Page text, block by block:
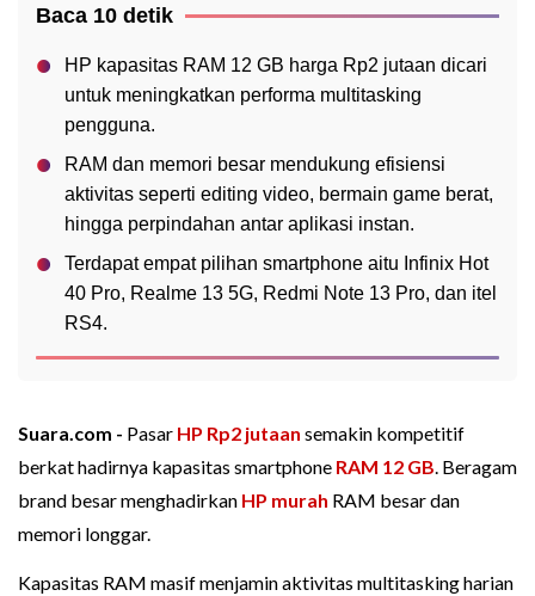
Baca 10 detik
HP kapasitas RAM 12 GB harga Rp2 jutaan dicari
untuk meningkatkan performa multitasking
pengguna.
RAM dan memori besar mendukung efisiensi
aktivitas seperti editing video, bermain game berat,
hingga perpindahan antar aplikasi instan.
Terdapat empat pilihan smartphone aitu Infinix Hot
40 Pro, Realme 13 5G, Redmi Note 13 Pro, dan itel
RS4.
Suara.com - Pasar HP Rp2 jutaan semakin kompetitif
berkat hadirnya kapasitas smartphone RAM 12 GB. Beragam
brand besar menghadirkan HP murah RAM besar dan
memori longgar.
Kapasitas RAM masif menjamin aktivitas multitasking harian